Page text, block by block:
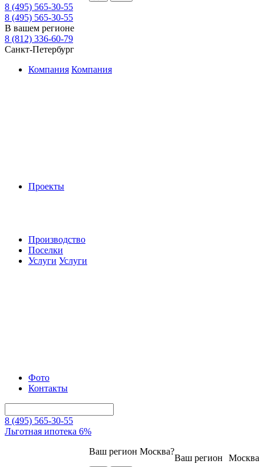
8 (495) 565-30-55
8 (495) 565-30-55
В вашем регионе
8 (812) 336-60-79
Санкт-Петербург
Компания Компания
Проекты
Производство
Поселки
Услуги Услуги
Фото
Контакты
8 (495) 565-30-55
Льготная ипотека 6%
Москва
Ваш регион
Ваш регион Москва?